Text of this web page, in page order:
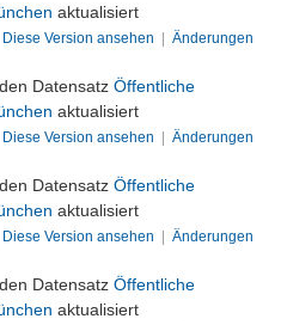
aktualisiert
Diese Version ansehen | Änderungen
Datensatz Öffentliche
aktualisiert
Diese Version ansehen | Änderungen
Datensatz Öffentliche
aktualisiert
Diese Version ansehen | Änderungen
Datensatz Öffentliche
aktualisiert